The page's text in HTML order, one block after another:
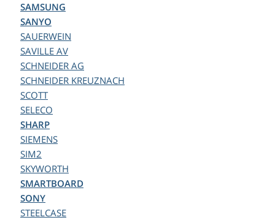
SAMSUNG
SANYO
SAUERWEIN
SAVILLE AV
SCHNEIDER AG
SCHNEIDER KREUZNACH
SCOTT
SELECO
SHARP
SIEMENS
SIM2
SKYWORTH
SMARTBOARD
SONY
STEELCASE